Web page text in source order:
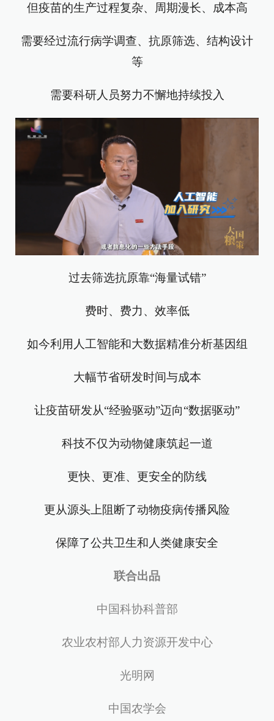
但疫苗的生产过程复杂、周期漫长、成本高
需要经过流行病学调查、抗原筛选、结构设计
等
需要科研人员努力不懈地持续投入
过去筛选抗原靠“海量试错”
费时、费力、效率低
如今利用人工智能和大数据精准分析基因组
大幅节省研发时间与成本
让疫苗研发从“经验驱动”迈向“数据驱动”
科技不仅为动物健康筑起一道
更快、更准、更安全的防线
更从源头上阻断了动物疫病传播风险
保障了公共卫生和人类健康安全
联合出品
中国科协科普部
农业农村部人力资源开发中心
光明网
中国农学会